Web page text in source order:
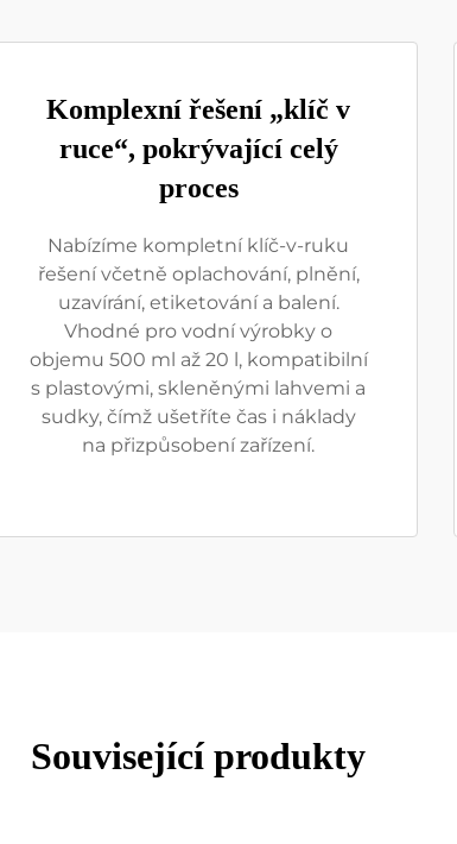
Komplexní řešení „klíč v
ruce“, pokrývající celý
proces
Nabízíme kompletní klíč-v-ruku
řešení včetně oplachování, plnění,
uzavírání, etiketování a balení.
Vhodné pro vodní výrobky o
objemu 500 ml až 20 l, kompatibilní
s plastovými, skleněnými lahvemi a
sudky, čímž ušetříte čas i náklady
na přizpůsobení zařízení.
Související produkty